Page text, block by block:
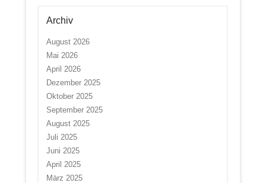
Archiv
August 2026
Mai 2026
April 2026
Dezember 2025
Oktober 2025
September 2025
August 2025
Juli 2025
Juni 2025
April 2025
März 2025